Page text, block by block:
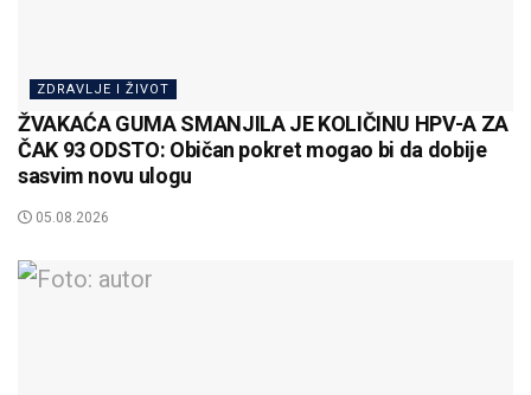
ZDRAVLJE I ŽIVOT
ŽVAKAĆA GUMA SMANJILA JE KOLIČINU HPV-A ZA
ČAK 93 ODSTO: Običan pokret mogao bi da dobije
sasvim novu ulogu
05.08.2026